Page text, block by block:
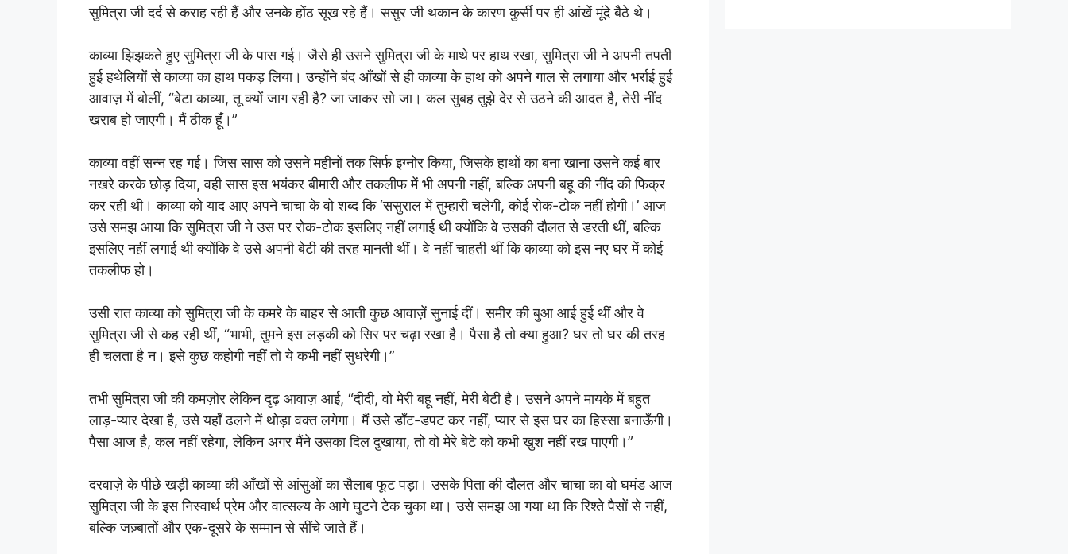
सुमित्रा जी दर्द से कराह रही हैं और उनके होंठ सूख रहे हैं। ससुर जी थकान के कारण कुर्सी पर ही आंखें मूंदे बैठे थे।
काव्या झिझकते हुए सुमित्रा जी के पास गई। जैसे ही उसने सुमित्रा जी के माथे पर हाथ रखा, सुमित्रा जी ने अपनी तपती
हुई हथेलियों से काव्या का हाथ पकड़ लिया। उन्होंने बंद आँखों से ही काव्या के हाथ को अपने गाल से लगाया और भर्राई हुई
आवाज़ में बोलीं, “बेटा काव्या, तू क्यों जाग रही है? जा जाकर सो जा। कल सुबह तुझे देर से उठने की आदत है, तेरी नींद
खराब हो जाएगी। मैं ठीक हूँ।”
काव्या वहीं सन्न रह गई। जिस सास को उसने महीनों तक सिर्फ इग्नोर किया, जिसके हाथों का बना खाना उसने कई बार
नखरे करके छोड़ दिया, वही सास इस भयंकर बीमारी और तकलीफ में भी अपनी नहीं, बल्कि अपनी बहू की नींद की फिक्र
कर रही थी। काव्या को याद आए अपने चाचा के वो शब्द कि ‘ससुराल में तुम्हारी चलेगी, कोई रोक-टोक नहीं होगी।’ आज
उसे समझ आया कि सुमित्रा जी ने उस पर रोक-टोक इसलिए नहीं लगाई थी क्योंकि वे उसकी दौलत से डरती थीं, बल्कि
इसलिए नहीं लगाई थी क्योंकि वे उसे अपनी बेटी की तरह मानती थीं। वे नहीं चाहती थीं कि काव्या को इस नए घर में कोई
तकलीफ हो।
उसी रात काव्या को सुमित्रा जी के कमरे के बाहर से आती कुछ आवाज़ें सुनाई दीं। समीर की बुआ आई हुई थीं और वे
सुमित्रा जी से कह रही थीं, “भाभी, तुमने इस लड़की को सिर पर चढ़ा रखा है। पैसा है तो क्या हुआ? घर तो घर की तरह
ही चलता है न। इसे कुछ कहोगी नहीं तो ये कभी नहीं सुधरेगी।”
तभी सुमित्रा जी की कमज़ोर लेकिन दृढ़ आवाज़ आई, “दीदी, वो मेरी बहू नहीं, मेरी बेटी है। उसने अपने मायके में बहुत
लाड़-प्यार देखा है, उसे यहाँ ढलने में थोड़ा वक्त लगेगा। मैं उसे डाँट-डपट कर नहीं, प्यार से इस घर का हिस्सा बनाऊँगी।
पैसा आज है, कल नहीं रहेगा, लेकिन अगर मैंने उसका दिल दुखाया, तो वो मेरे बेटे को कभी खुश नहीं रख पाएगी।”
दरवाज़े के पीछे खड़ी काव्या की आँखों से आंसुओं का सैलाब फूट पड़ा। उसके पिता की दौलत और चाचा का वो घमंड आज
सुमित्रा जी के इस निस्वार्थ प्रेम और वात्सल्य के आगे घुटने टेक चुका था। उसे समझ आ गया था कि रिश्ते पैसों से नहीं,
बल्कि जज़्बातों और एक-दूसरे के सम्मान से सींचे जाते हैं।